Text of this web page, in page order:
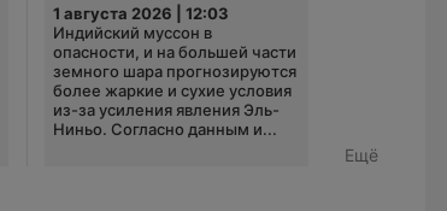
1 августа 2026 | 12:03
Индийский муссон в
опасности, и на большей части
земного шара прогнозируются
более жаркие и сухие условия
из-за усиления явления Эль-
Ниньо. Согласно данным и...
Ещё